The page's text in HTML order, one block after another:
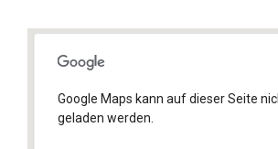
Google Maps kann auf dieser Seite
geladen werden.